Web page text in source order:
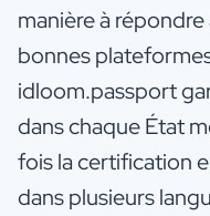
manière à
bonnes
idloom.passport
dans chaque État
fois la certification
dans plusieurs